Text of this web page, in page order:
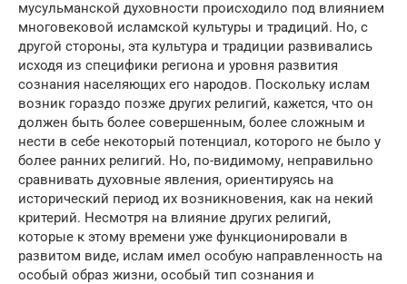
мусульманской духовности происходило под влиянием
многовековой исламской культуры и традиций. Но, с
другой стороны, эта культура и традиции развивались
исходя из специфики региона и уровня развития
сознания населяющих его народов. Поскольку ислам
возник гораздо позже других религий, кажется, что он
должен быть более совершенным, более сложным и
нести в себе некоторый потенциал, которого не было у
более ранних религий. Но, по-видимому, неправильно
сравнивать духовные явления, ориентируясь на
исторический период их возникновения, как на некий
критерий. Несмотря на влияние других религий,
которые к этому времени уже функционировали в
развитом виде, ислам имел особую направленность на
особый образ жизни, особый тип сознания и